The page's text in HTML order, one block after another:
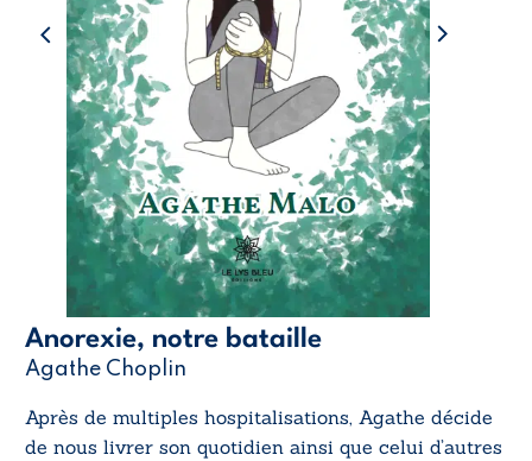
Anorexie, notre bataille
Agathe Choplin
Après de multiples hospitalisations, Agathe décide
de nous livrer son quotidien ainsi que celui d’autres